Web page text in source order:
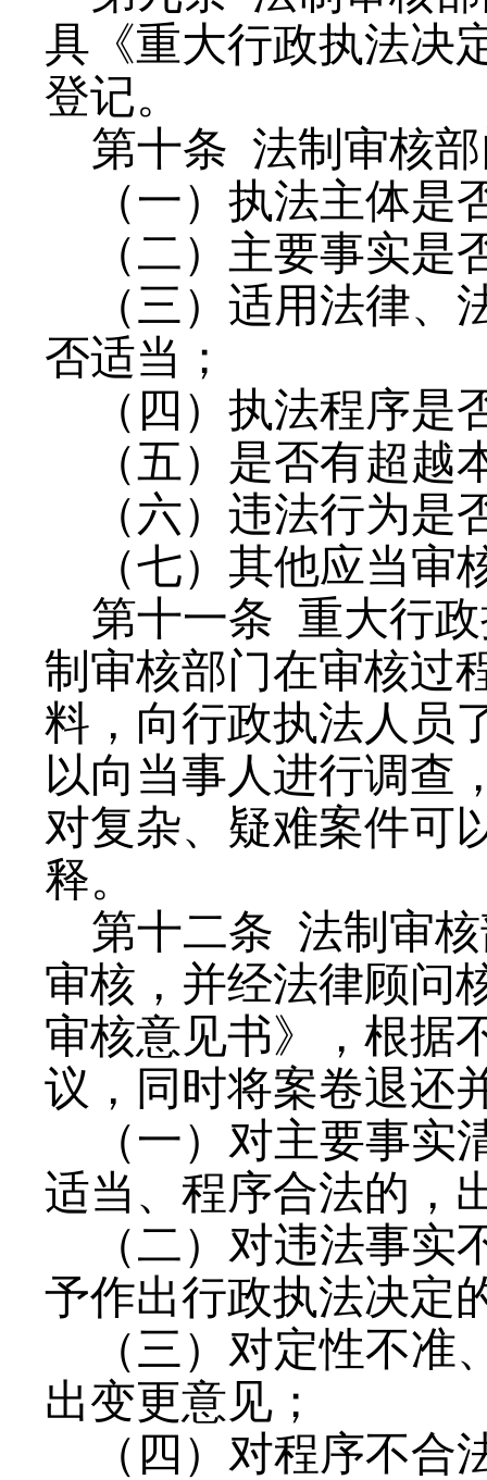
具《重大行政执法决
登记。
第十条 法制审核
（一）执法主体
（二）主要事实
（三）适用法律
否适当；
（四）执法程序是
（五）是否有超
（六）违法行为
（七）其他应当审
第十一条 重大行
制审核部门在审核过
料，向行政执法人员
以向当事人进行调查
对复杂、疑难案件可
释。
第十二条 法制审
审核，并经法律顾问
审核意见书》，根据
议，同时将案卷退还
（一）对主要事
适当、程序合法的，
（二）对违法事
予作出行政执法决定
（三）对定性不
出变更意见；
（四）对程序不